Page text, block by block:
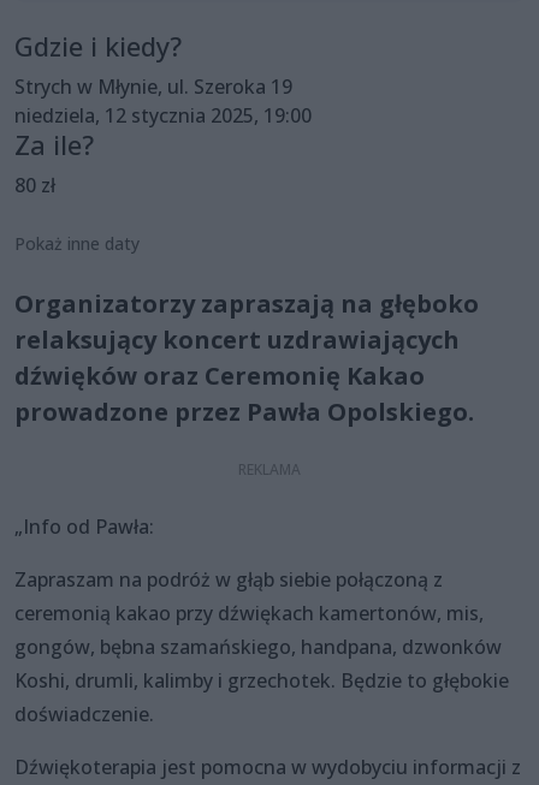
Gdzie i kiedy?
Strych w Młynie, ul. Szeroka 19
niedziela, 12 stycznia 2025, 19:00
Za ile?
80 zł
Pokaż inne daty
Organizatorzy zapraszają na głęboko
relaksujący koncert uzdrawiających
dźwięków oraz Ceremonię Kakao
prowadzone przez Pawła Opolskiego.
„Info od Pawła:
Zapraszam na podróż w głąb siebie połączoną z
ceremonią kakao przy dźwiękach kamertonów, mis,
gongów, bębna szamańskiego, handpana, dzwonków
Koshi, drumli, kalimby i grzechotek. Będzie to głębokie
doświadczenie.
Dźwiękoterapia jest pomocna w wydobyciu informacji z